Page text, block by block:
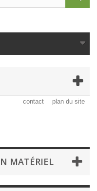
contact plan du site
MATÉRIEL